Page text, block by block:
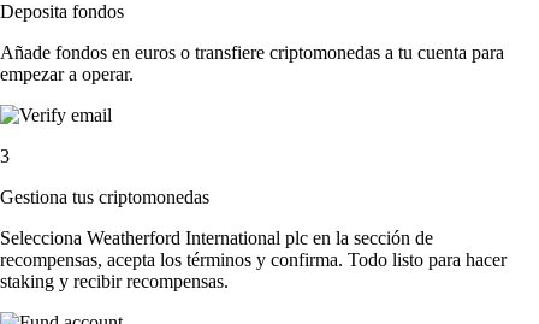
Deposita fondos
Añade fondos en euros o transfiere criptomonedas a tu cuenta para
empezar a operar.
3
Gestiona tus criptomonedas
Selecciona Weatherford International plc en la sección de
recompensas, acepta los términos y confirma. Todo listo para hacer
staking y recibir recompensas.